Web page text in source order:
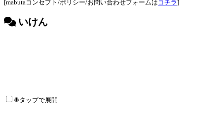
[mabutaコンセプト/ポリシー/お問い合わせフォームは コチラ]
いけん
✙タップで展開